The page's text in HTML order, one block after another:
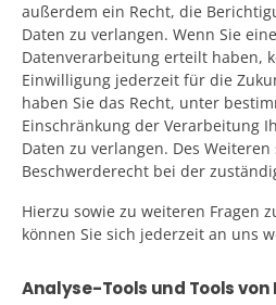
außerdem ein Recht, die
Daten zu verlangen. Wenn Sie
Datenverarbeitung erteilt haben,
Einwilligung jederzeit für die
haben Sie das Recht, unter
Einschränkung der Verarbeitung
Daten zu verlangen. Des
Beschwerderecht bei der
Hierzu sowie zu weiteren Fragen
können Sie sich jederzeit an uns
Analyse-Tools und Tools